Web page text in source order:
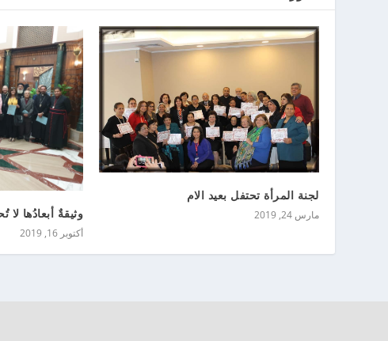
لجنة المرأة تحتفل بعيد الام
مارس 24, 2019 وثيقةٌ أبعادُها لا
أكتوبر 16, 2019